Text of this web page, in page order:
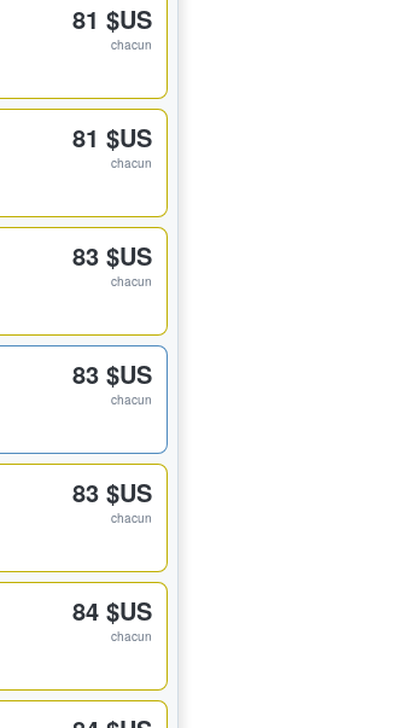
81 $US
chacun
81 $US
chacun
83 $US
chacun
83 $US
chacun
83 $US
chacun
84 $US
chacun